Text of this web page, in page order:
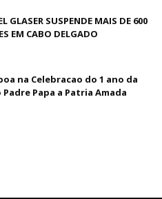
GLASER SUSPENDE MAIS DE 600
EM CABO DELGADO
na Celebracao do 1 ano da
Papa a Patria Amada